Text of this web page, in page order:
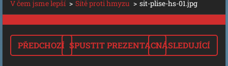
V čem jsme lepší > Sítě proti hmyzu > sit-plise-hs-01.jpg
PŘEDCHOZÍ SPUSTIT PREZENTACINÁSLEDUJÍCÍ